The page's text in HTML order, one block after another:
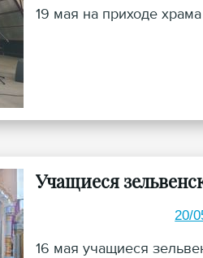
19 мая на приходе
Учащиеся
20/
16 мая учащиеся